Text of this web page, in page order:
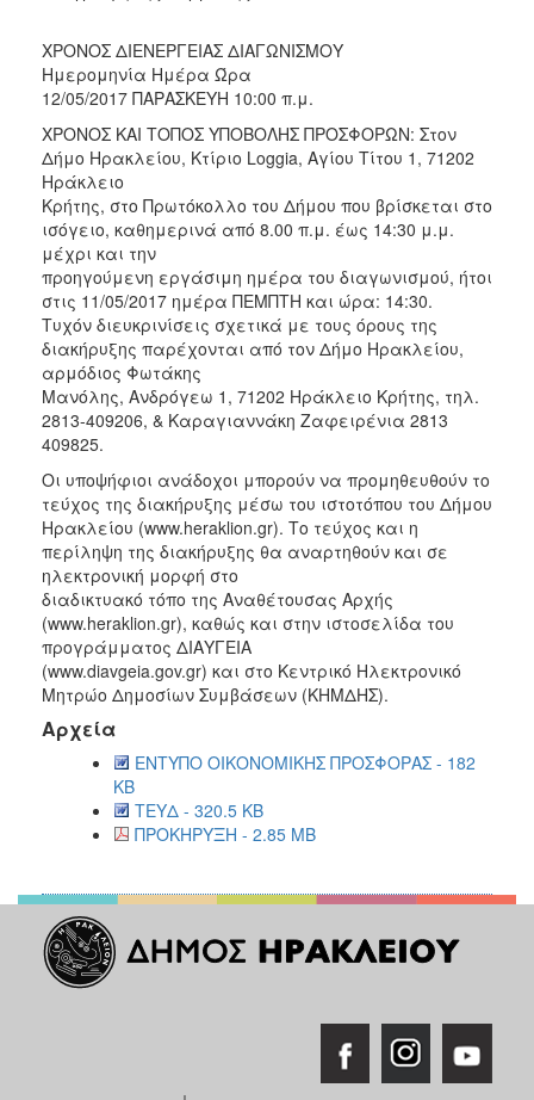
ΠΟΛΙΤΙΣΜΟΣ
ΠΟΛΗ
ΧΡΟΝΟΣ ΔΙΕΝΕΡΓΕΙΑΣ ΔΙΑΓΩΝΙΣΜΟΥ
Ημερομηνία Ημέρα Ώρα
12/05/2017 ΠΑΡΑΣΚΕΥΗ 10:00 π.μ.
ΧΡΟΝΟΣ ΚΑΙ ΤΟΠΟΣ ΥΠΟΒΟΛΗΣ ΠΡΟΣΦΟΡΩΝ: Στον
Δήμο Ηρακλείου, Κτίριο Loggia, Αγίου Τίτου 1, 71202
Ηράκλειο
Κρήτης, στο Πρωτόκολλο του Δήμου που βρίσκεται στο
ισόγειο, καθημερινά από 8.00 π.μ. έως 14:30 μ.μ.
μέχρι και την
προηγούμενη εργάσιμη ημέρα του διαγωνισμού, ήτοι
στις 11/05/2017 ημέρα ΠΕΜΠΤΗ και ώρα: 14:30.
Τυχόν διευκρινίσεις σχετικά με τους όρους της
διακήρυξης παρέχονται από τον Δήμο Ηρακλείου,
αρμόδιος Φωτάκης
Μανόλης, Ανδρόγεω 1, 71202 Ηράκλειο Κρήτης, τηλ.
2813-409206, & Καραγιαννάκη Ζαφειρένια 2813
409825.
Οι υποψήφιοι ανάδοχοι μπορούν να προμηθευθούν το
τεύχος της διακήρυξης μέσω του ιστοτόπου του Δήμου
Ηρακλείου (www.heraklion.gr). Το τεύχος και η
περίληψη της διακήρυξης θα αναρτηθούν και σε
ηλεκτρονική μορφή στο
διαδικτυακό τόπο της Αναθέτουσας Αρχής
(www.heraklion.gr), καθώς και στην ιστοσελίδα του
προγράμματος ΔΙΑΥΓΕΙΑ
(www.diavgeia.gov.gr) και στο Κεντρικό Ηλεκτρονικό
Μητρώο Δημοσίων Συμβάσεων (ΚΗΜΔΗΣ).
Αρχεία
ΕΝΤΥΠΟ ΟΙΚΟΝΟΜΙΚΗΣ ΠΡΟΣΦΟΡΑΣ - 182
KB
ΤΕΥΔ - 320.5 KB
ΠΡΟΚΗΡΥΞΗ - 2.85 MB